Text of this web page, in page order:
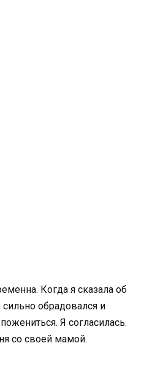
Когда я сказала об
сильно обрадовался и
Я согласилась.
со своей мамой.